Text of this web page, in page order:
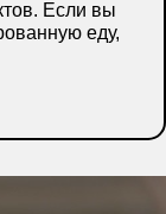
Если вы
еду,